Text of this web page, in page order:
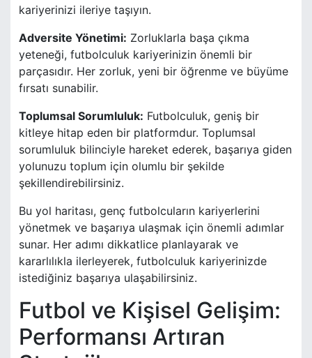
kariyerinizi ileriye taşıyın.
Adversite Yönetimi: Zorluklarla başa çıkma
yeteneği, futbolculuk kariyerinizin önemli bir
parçasıdır. Her zorluk, yeni bir öğrenme ve büyüme
fırsatı sunabilir.
Toplumsal Sorumluluk: Futbolculuk, geniş bir
kitleye hitap eden bir platformdur. Toplumsal
sorumluluk bilinciyle hareket ederek, başarıya giden
yolunuzu toplum için olumlu bir şekilde
şekillendirebilirsiniz.
Bu yol haritası, genç futbolcuların kariyerlerini
yönetmek ve başarıya ulaşmak için önemli adımlar
sunar. Her adımı dikkatlice planlayarak ve
kararlılıkla ilerleyerek, futbolculuk kariyerinizde
istediğiniz başarıya ulaşabilirsiniz.
Futbol ve Kişisel Gelişim:
Performansı Artıran